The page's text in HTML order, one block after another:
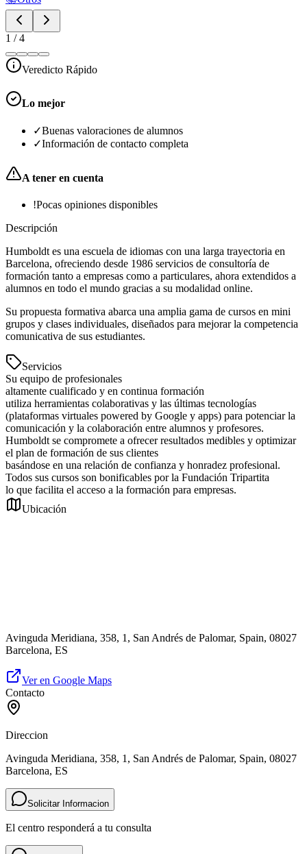
1 /4
Veredicto Rápido
Lo mejor
✓Buenas valoraciones de alumnos
✓Información de contacto completa
A tener en cuenta
!Pocas opiniones disponibles
Descripción
Humboldt es una escuela de idiomas con una larga trayectoria en
Barcelona, ofreciendo desde 1986 servicios de consultoría de
formación tanto a empresas como a particulares, ahora extendidos a
alumnos en todo el mundo gracias a su modalidad online.
Su propuesta formativa abarca una amplia gama de cursos en mini
grupos y clases individuales, diseñados para mejorar la competencia
comunicativa de sus estudiantes.
Servicios
Su equipo de profesionales
altamente cualificado y en continua formación
utiliza herramientas colaborativas y las últimas tecnologías
(plataformas virtuales powered by Google y apps) para potenciar la
comunicación y la colaboración entre alumnos y profesores.
Humboldt se compromete a ofrecer resultados medibles y optimizar
el plan de formación de sus clientes
basándose en una relación de confianza y honradez profesional.
Todos sus cursos son bonificables por la Fundación Tripartita
lo que facilita el acceso a la formación para empresas.
Ubicación
Avinguda Meridiana, 358, 1, San Andrés de Palomar, Spain, 08027
Barcelona, ES
Ver en Google Maps
Contacto
Direccion
Avinguda Meridiana, 358, 1, San Andrés de Palomar, Spain, 08027
Barcelona, ES
Solicitar Informacion
El centro responderá a tu consulta